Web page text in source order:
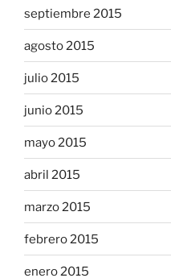
septiembre 2015
agosto 2015
julio 2015
junio 2015
mayo 2015
abril 2015
marzo 2015
febrero 2015
enero 2015